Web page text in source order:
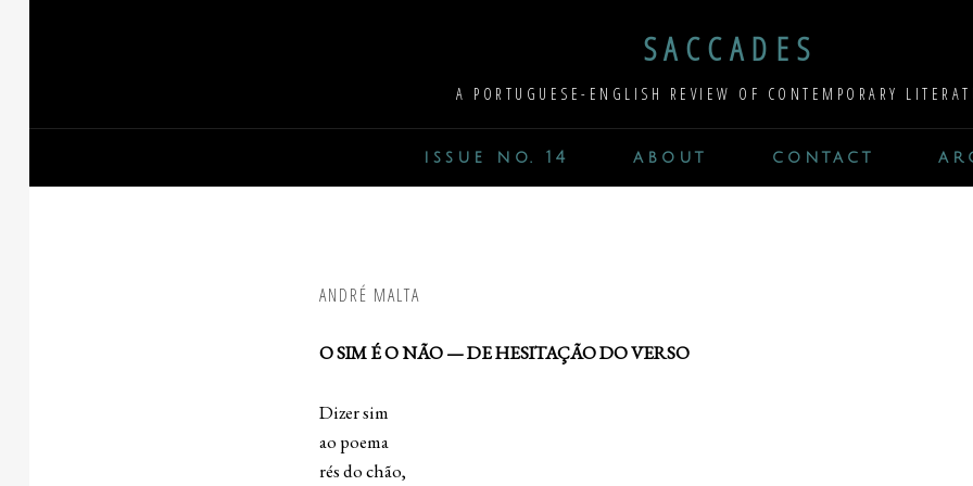
SACCADES
A PORTUGUESE-ENGLISH REVIEW OF CONTEMPORARY
issue no. 14 about contact
ANDRÉ MALTA
O SIM É O NÃO — DE HESITAÇÃO DO VERSO
Dizer sim
ao poema
rés do chão,